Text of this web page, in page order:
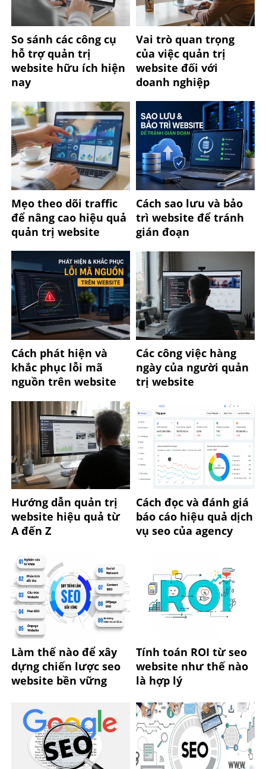
So sánh các công cụ
hỗ trợ quản trị
website hữu ích hiện
nay
Vai trò quan trọng
của việc quản trị
website đối với
doanh nghiệp
Mẹo theo dõi traffic
để nâng cao hiệu quả
quản trị website
Cách sao lưu và bảo
trì website để tránh
gián đoạn
Cách phát hiện và
khắc phục lỗi mã
nguồn trên website
Các công việc hàng
ngày của người quản
trị website
Hướng dẫn quản trị
website hiệu quả từ
A đến Z
Cách đọc và đánh giá
báo cáo hiệu quả dịch
vụ seo của agency
Làm thế nào để xây
dựng chiến lược seo
website bền vững
Tính toán ROI từ seo
website như thế nào
là hợp lý